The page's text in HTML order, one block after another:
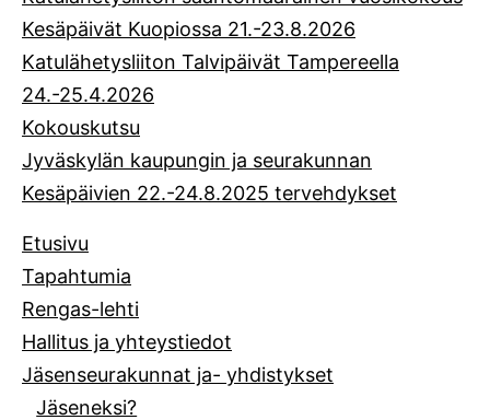
Kesäpäivät Kuopiossa 21.-23.8.2026
Katulähetysliiton Talvipäivät Tampereella
24.-25.4.2026
Kokouskutsu
Jyväskylän kaupungin ja seurakunnan
Kesäpäivien 22.-24.8.2025 tervehdykset
Etusivu
Tapahtumia
Rengas-lehti
Hallitus ja yhteystiedot
Jäsenseurakunnat ja- yhdistykset
Jäseneksi?